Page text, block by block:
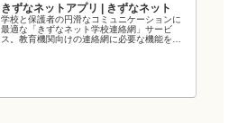
きずなネットアプリ | きずなネット
学校と保護者の円滑なコミュニケーションに
最適な「きずなネット学校連絡網」サービ
ス。教育機関向けの連絡網に必要な機能を備